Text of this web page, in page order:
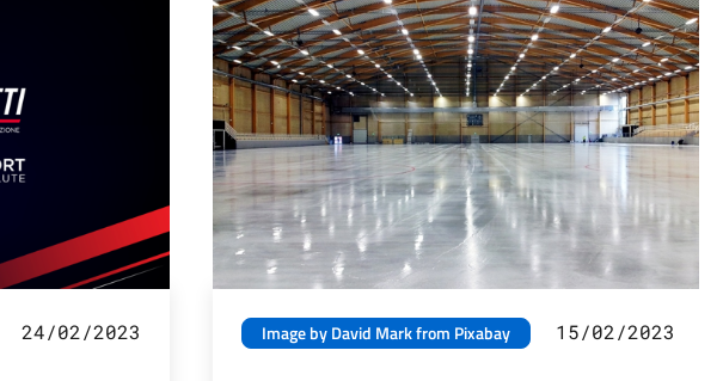
24/02/2023 Image by David Mark from Pixabay 15/02/2023